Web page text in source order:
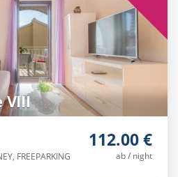
VIII
FREEPARKING
112.00 €
ab / night